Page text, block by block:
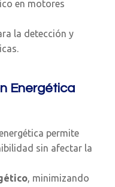
en motores
la detección y
Energética
permite
sin afectar la
, minimizando